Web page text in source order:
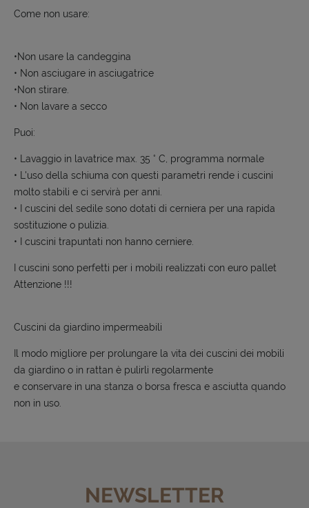
Come non usare:
•Non usare la candeggina
• Non asciugare in asciugatrice
•Non stirare.
• Non lavare a secco
Puoi:
• Lavaggio in lavatrice max. 35 ° C, programma normale
• L'uso della schiuma con questi parametri rende i cuscini
molto stabili e ci servirà per anni.
• I cuscini del sedile sono dotati di cerniera per una rapida
sostituzione o pulizia.
• I cuscini trapuntati non hanno cerniere.
I cuscini sono perfetti per i mobili realizzati con euro pallet
Attenzione !!!
Cuscini da giardino impermeabili
Il modo migliore per prolungare la vita dei cuscini dei mobili
da giardino o in rattan è pulirli regolarmente
e conservare in una stanza o borsa fresca e asciutta quando
non in uso.
NEWSLETTER